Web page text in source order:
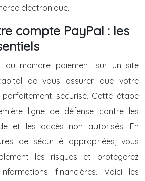
électronique.
compte PayPal : les
au moindre paiement sur un site
de vous assurer que votre
sécurisé. Cette étape
ligne de défense contre les
et les accès non autorisés. En
de sécurité appropriées, vous
les risques et protégerez
financières. Voici les